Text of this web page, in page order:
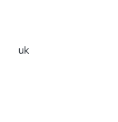
uk